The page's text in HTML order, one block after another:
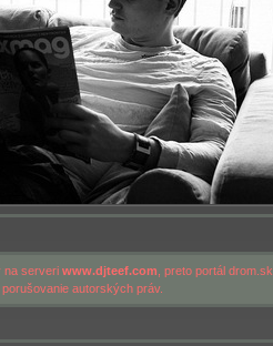
na serveri www.djteef.com , preto portál drom.sk
autorských práv.